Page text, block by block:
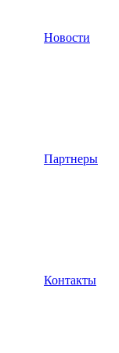
Новости
Партнеры
Контакты